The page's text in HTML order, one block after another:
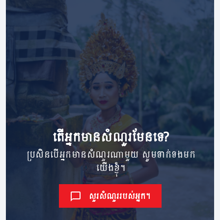
តើ​អ្នក​មាន​សំណួរ​មែនទេ?
ប្រសិនបើអ្នកមានសំណួរណាមួយ សូមទាក់ទងមក
យើងខ្ញុំ។
សួរសំណួររបស់អ្នក។